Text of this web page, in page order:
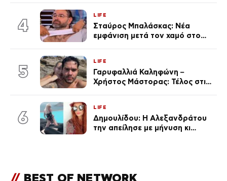
εκ. likes
4
LIFE
Σταύρος Μπαλάσκας: Νέα
εμφάνιση μετά τον χαμό στο
5
LIFE
Γαρυφαλλιά Καληφώνη –
Χρήστος Μάστορας: Τέλος στις
6
LIFE
Δημουλίδου: Η Αλεξανδράτου
την απείλησε με μήνυση κι
// BEST OF NETWORK